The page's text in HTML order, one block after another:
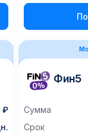
₽
Фин5
Сумма
Срок